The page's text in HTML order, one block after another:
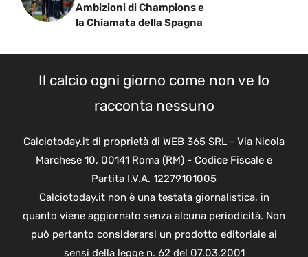
Ambizioni di Champions e
la Chiamata della Spagna
Il calcio ogni giorno come non ve lo
racconta nessuno
Calciotoday.it di proprietà di WEB 365 SRL - Via Nicola
Marchese 10, 00141 Roma (RM) - Codice Fiscale e
Partita I.V.A. 12279101005
Calciotoday.it non è una testata giornalistica, in
quanto viene aggiornato senza alcuna periodicità. Non
può pertanto considerarsi un prodotto editoriale ai
sensi della legge n. 62 del 07.03.2001